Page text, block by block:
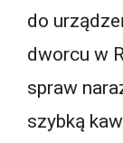
do
dworcu w
spraw
szybką